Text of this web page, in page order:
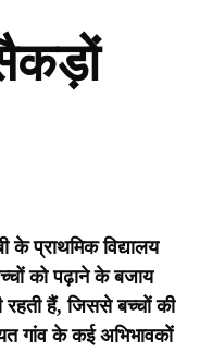
प्राथमिक विद्यालय
को पढ़ाने के बजाय
रहती हैं, जिससे बच्चों की
गांव के कई अभिभावकों